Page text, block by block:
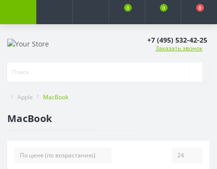
0 0 0
+7 (495) 532-42-25
Заказать звонок
Apple MacBook
MacBook